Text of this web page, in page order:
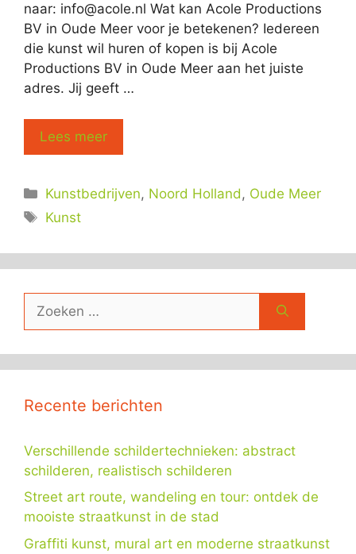
naar: info@acole.nl Wat kan Acole Productions
BV in Oude Meer voor je betekenen? Iedereen
die kunst wil huren of kopen is bij Acole
Productions BV in Oude Meer aan het juiste
adres. Jij geeft …
Lees meer
Categorieën
Kunstbedrijven, Noord Holland , Oude Meer
Tags
Kunst
naar:
Recente berichten
Verschillende schildertechnieken: abstract
schilderen, realistisch schilderen
Street art route, wandeling en tour: ontdek de
mooiste straatkunst in de stad
Graffiti kunst, mural art en moderne straatkunst